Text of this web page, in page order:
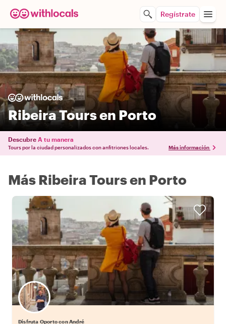
Regístrate
Ribeira Tours en Porto
Descubre A tu manera
Tours por la ciudad personalizados con anfitriones locales. Más información
Más Ribeira Tours en Porto
Disfruta Oporto con André